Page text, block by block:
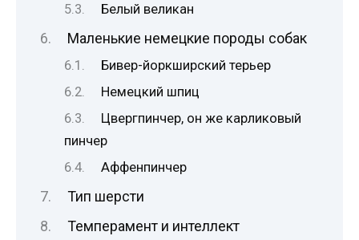
Белый великан
Маленькие немецкие породы собак
Бивер-йоркширский терьер
Немецкий шпиц
Цвергпинчер, он же карликовый
пинчер
Аффенпинчер
Тип шерсти
Темперамент и интеллект